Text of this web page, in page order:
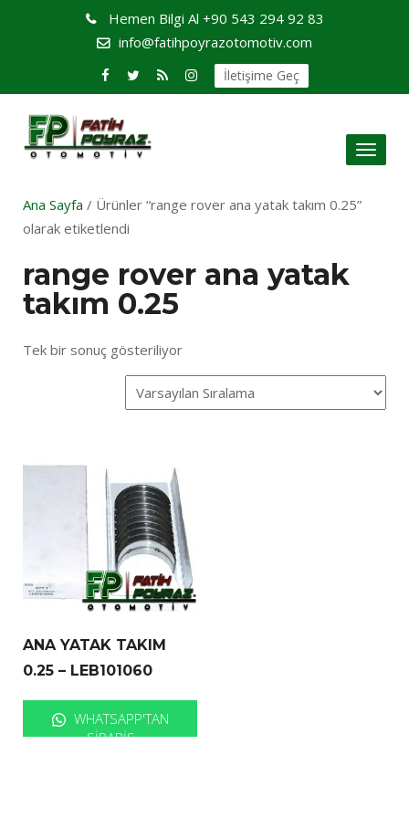
Hemen Bilgi Al +90 543 294 92 83
info@fatihpoyrazotomotiv.com
İletişime Geç
Toggle
Ana Sayfa / Ürünler “range rover ana yatak takım 0.25”
olarak etiketlendi
range rover ana yatak
takım 0.25
Tek bir sonuç gösteriliyor
ANA YATAK TAKIM
0.25 – LEB101060
WHATSAPP'TAN
SIPARIŞ